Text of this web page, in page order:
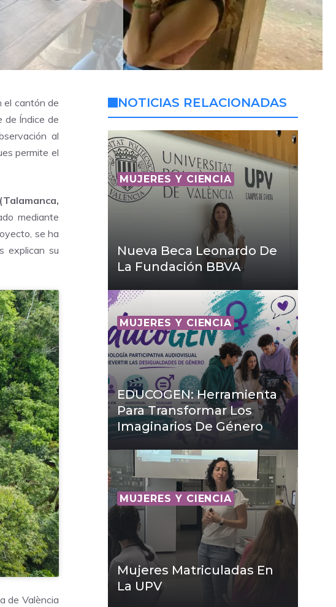
el cantón de
de Índice de
al
permite el
mediante
se ha
explican su
de València
NOTICIAS RELACIONADAS
MUJERES Y CIENCIA
Nueva Beca Leonardo De
La Fundación BBVA
MUJERES Y CIENCIA
EDUCOGEN: Herramienta
Para Transformar Los
Imaginarios De Género
MUJERES Y CIENCIA
Mujeres Matriculadas En
La UPV